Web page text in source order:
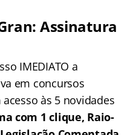
Assinatura
IMEDIATO a
em concursos
às 5 novidades
com 1 clique, Raio-